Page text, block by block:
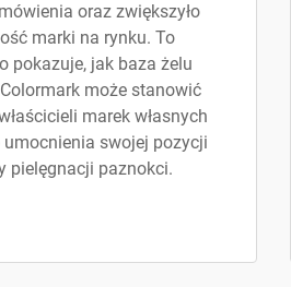
oraz zwiększyło
marki na rynku. To
pokazuje, jak baza żelu
może stanowić
marek własnych
swojej pozycji
pielęgnacji paznokci.